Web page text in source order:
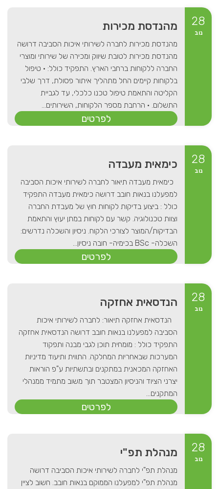
28
נוב מהנדסת מכירות
מהנדסת מכירות לחברה לשירותי איכות הסביבה דרושה
מהנדסת מכירות לטובת שיווק ומכירה של שירותי ומוצרי
החברה ללקוחות ברחבי הארץ. התפקיד כולל: • טיפול
בלקוחות קיימים החל מתהליך איתור פסולת, דרך שלבי
הקליטה והתאמת טיפול טכנו כלכלי, עד לגביית
התשלום. • הרחבת מספר הלקוחות, השירותים...
לפרטים
28
נוב כימאית מעבדה
כימאית מעבדה תיאור לחברה לשירותי איכות הסביבה
למפעלנו בנאות חובב דרושה כימאית מעבדה התפקיד
כולל : ביצוע בדיקות לקוחות חוץ של מעבדת החברה
וצוות טכנולוגיה. קשר עם לקוחות במתן יעוץ והתאמת
הבדיקות/המוצר לצורכי הלקוח. ניסיון והשכלה נדרשים:
השכלה- BSc בכימיה- חובה ניסיון...
לפרטים
28
נוב הנדסאית אחזקה
הנדסאית אחזקה תיאור: לחברה לשירותי איכות
הסביבה למפעלנו בנאות חובב דרושה הנדסאית אחזקה
התפקיד כולל : מומחית תוכן לגבי מבנה ותפקוד
המערכות שבאחריות המחלקה. התווית ותיעוד מדיניות
האחזקה המכאנית במתקנים ובתשתיות ע"פ הוראות
יצרני הציוד והניסיון המצטבר תוך משוב מתמיד ממנהלי
המתקנים...
לפרטים
28
נוב מנהלת תפ"י
מנהלת תפ"י לחברה לשירותי איכות הסביבה דרושה
מנהלת תפ"י למפעלנו הממוקם בנאות חובב. חשוב לציין